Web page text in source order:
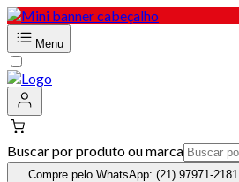
Menu
Buscar por produto ou marca
Compre pelo WhatsApp: (21) 97971-2181